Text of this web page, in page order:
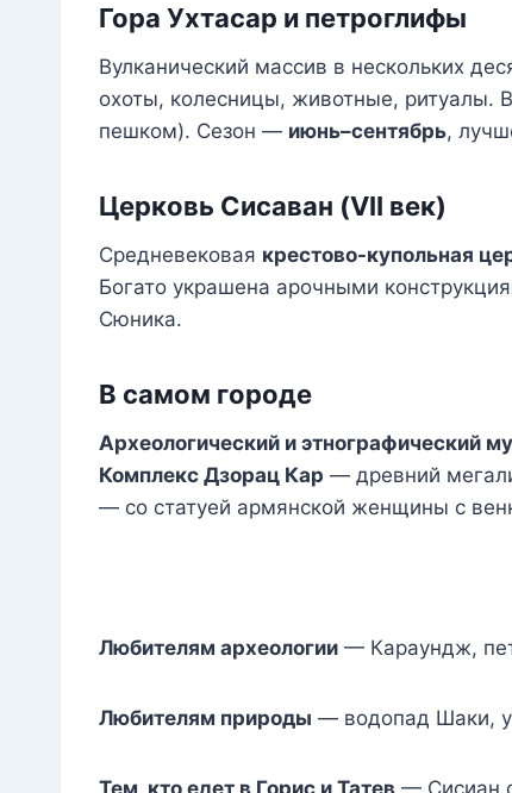
Гора Ухтасар и петроглифы
Вулканический массив в нескольких
охоты, колесницы, животные, ритуалы.
пешком). Сезон — июнь–сентябрь,
Церковь Сисаван (VII век)
Средневековая крестово-купольная
Богато украшена арочными
Сюника.
В самом городе
Археологический и этнографический
Комплекс Дзорац Кар — древний
— со статуей армянской женщины с
Любителям археологии — Караундж,
Любителям природы — водопад Шаки,
Тем, кто едет в Горис и Татев — Сисиан